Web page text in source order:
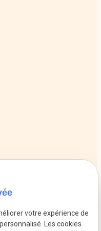
puis de 14h à 18h
votre expérience de
Les cookies